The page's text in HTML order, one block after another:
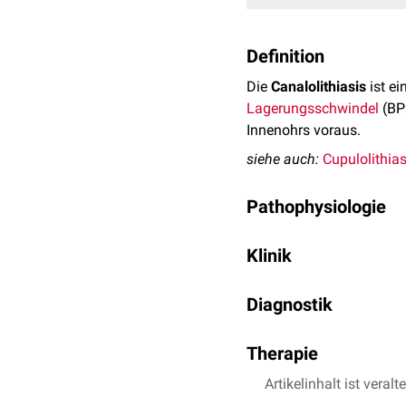
Definition
Die Canalolithiasis ist
Lagerungsschwindel
Innenohrs voraus.
siehe auch:
Pathophysiologie
Canalis semicircularis
charakteristischem
Klinik
Die Beschwerden halten
Diagnostik
Therapie
Die Behandlung erfolgt
Artikelinhalt ist